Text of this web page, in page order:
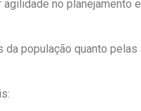
no planejamento e
população quanto pelas